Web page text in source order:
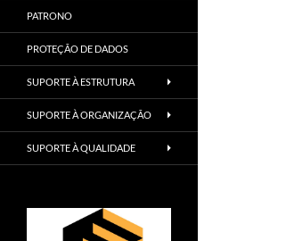
PATRONO
PROTEÇÃO DE DADOS
SUPORTE À ESTRUTURA
SUPORTE À ORGANIZAÇÃO
SUPORTE À QUALIDADE